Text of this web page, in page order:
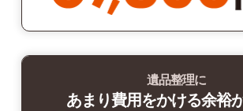
遺品整理に
あまり費用をかける余裕